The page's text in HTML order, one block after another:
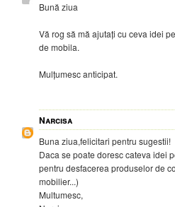
Bună ziua
Vă rog să mă ajutați cu ceva idei
de mobila.
Mulțumesc anticipat.
Narcisa
Buna ziua,felicitari pentru sugestii!
Daca se poate doresc cateva idei
pentru desfacerea produselor de
mobilier...)
Multumesc,